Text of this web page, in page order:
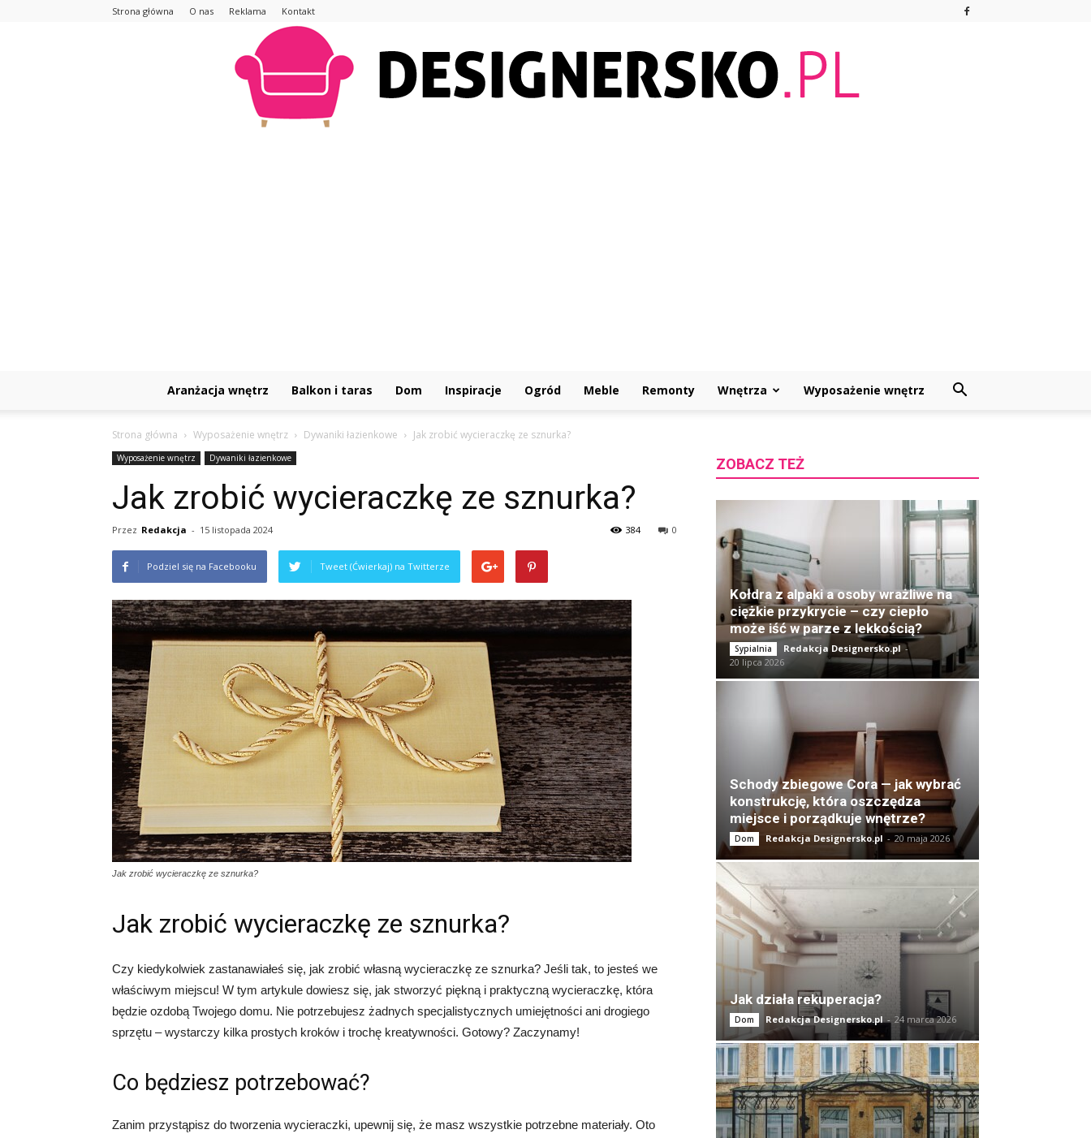
Strona główna O nas Reklama Kontakt
Aranżacja wnętrz Balkon i taras Dom Inspiracje Ogród Meble Remonty Wnętrza Wyposażenie wnętrz
Strona główna Wyposażenie wnętrz Dywaniki łazienkowe Jak zrobić wycieraczkę ze sznurka?
Wyposażenie wnętrz Dywaniki łazienkowe
Jak zrobić wycieraczkę ze sznurka?
Przez Redakcja - 15 listopada 2024 0
384
Podziel się na Facebooku Tweet (Ćwierkaj) na Twitterze
Jak zrobić wycieraczkę ze sznurka?
Jak zrobić wycieraczkę ze sznurka?
Czy kiedykolwiek zastanawiałeś się, jak zrobić własną wycieraczkę ze sznurka? Jeśli tak, to jesteś we
właściwym miejscu! W tym artykule dowiesz się, jak stworzyć piękną i praktyczną wycieraczkę, która
będzie ozdobą Twojego domu. Nie potrzebujesz żadnych specjalistycznych umiejętności ani drogiego
sprzętu – wystarczy kilka prostych kroków i trochę kreatywności. Gotowy? Zaczynamy!
Co będziesz potrzebować?
Zanim przystąpisz do tworzenia wycieraczki, upewnij się, że masz wszystkie potrzebne materiały. Oto
ZOBACZ TEŻ
Kołdra z alpaki a osoby wrażliwe na
ciężkie przykrycie – czy ciepło
może iść w parze z lekkością?
Sypialnia Redakcja Designersko.pl -
20 lipca 2026
Schody zbiegowe Cora — jak wybrać
konstrukcję, która oszczędza
miejsce i porządkuje wnętrze?
Dom Redakcja Designersko.pl - 20 maja 2026
Jak działa rekuperacja?
Dom Redakcja Designersko.pl - 24 marca 2026